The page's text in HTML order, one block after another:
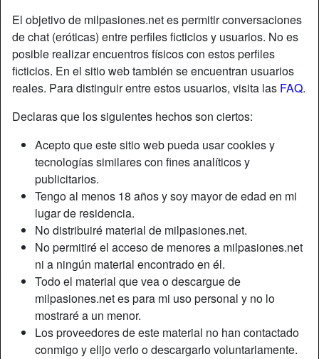
El objetivo de milpasiones.net es permitir conversaciones
de chat (eróticas) entre perfiles ficticios y usuarios. No es
posible realizar encuentros físicos con estos perfiles
ficticios. En el sitio web también se encuentran usuarios
reales. Para distinguir entre estos usuarios, visita las FAQ.
Declaras que los siguientes hechos son ciertos:
Acepto que este sitio web pueda usar cookies y
tecnologías similares con fines analíticos y
publicitarios.
Tengo al menos 18 años y soy mayor de edad en mi
lugar de residencia.
No distribuiré material de milpasiones.net.
No permitiré el acceso de menores a milpasiones.net
ni a ningún material encontrado en él.
Todo el material que vea o descargue de
milpasiones.net es para mi uso personal y no lo
mostraré a un menor.
Los proveedores de este material no han contactado
conmigo y elijo verlo o descargarlo voluntariamente.
starAgregar chatChatea ahora
Apodo:
Elena
Edad:
País:
España